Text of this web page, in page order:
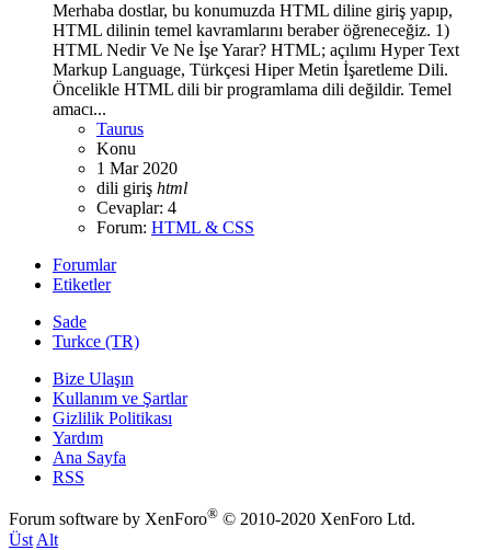
Merhaba dostlar, bu konumuzda HTML diline giriş yapıp,
HTML dilinin temel kavramlarını beraber öğreneceğiz. 1)
HTML Nedir Ve Ne İşe Yarar? HTML; açılımı Hyper Text
Markup Language, Türkçesi Hiper Metin İşaretleme Dili.
Öncelikle HTML dili bir programlama dili değildir. Temel
amacı...
Taurus
Konu
1 Mar 2020
dili giriş html
Cevaplar: 4
Forum: HTML & CSS
Forumlar
Etiketler
Sade
Turkce (TR)
Bize Ulaşın
Kullanım ve Şartlar
Gizlilik Politikası
Yardım
Ana Sayfa
RSS
Forum software by XenForo® © 2010-2020 XenForo Ltd.
Üst Alt